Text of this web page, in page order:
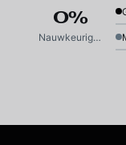
0%
Nauwkeurigheid